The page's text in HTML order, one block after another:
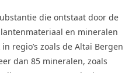
die ontstaat door de
en mineralen
regio’s zoals de Altai Bergen
dan 85 mineralen, zoals